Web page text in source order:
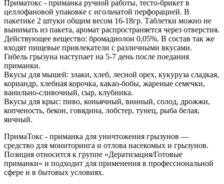
Приматокс - приманка ручной работы, тесто-брикет в
целлофановой упаковке с игольчатой перфорацией. В
пакетике 2 штуки общим весом 16-18гр. Таблетки можно не
вынимать из пакета, аромат распространяется через отверстия.
Действующее вещество: бромадиолон 0,05%. В состав так же
входят пищевые привлекатели с различными вкусами.
Гибель грызуна наступает на 5-7 день после поедания
приманки.
Вкусы для мышей: злаки, хлеб, лесной орех, кукуруза сладкая,
кориандр, хлебная корочка, какао-бобы, жареные семечки,
ванильно-сливочный, сыр, клубника.
Вкусы для крыс: пиво, коньячный, винный, солод, дрожжи,
копченость, бекон, говядина, лобстер, тунец, рыба белая,
яичный.
ПримаТокс - приманка для уничтожения грызунов —
средство для мониторинга и отлова насекомых и грызунов.
Позиция относится к группе «Дератизация/Готовые
приманки» и подходит для применения в профессиональной
сфере и в бытовых условиях.